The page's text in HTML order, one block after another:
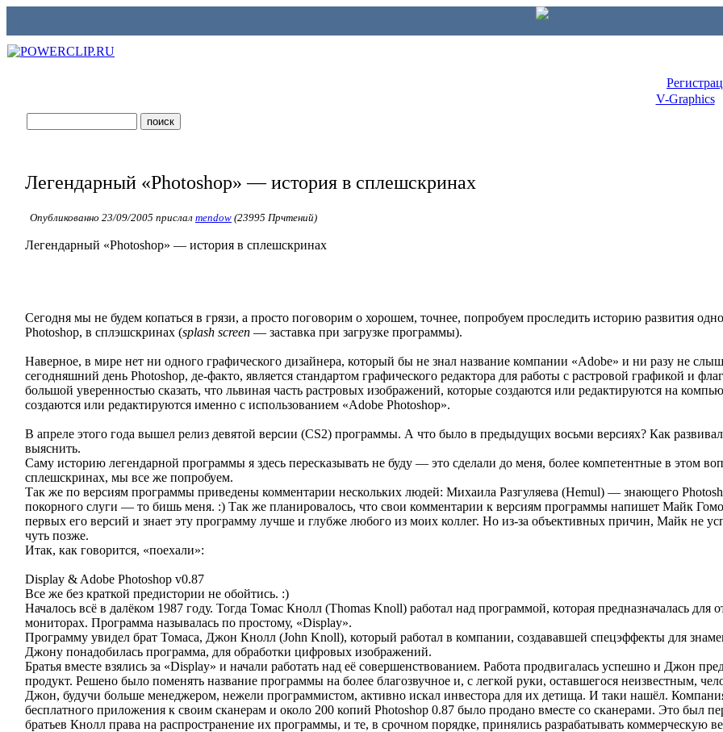
V-Graphics
Легендарный «Photoshop» — история в сплешскринах
Опубликованно 23/09/2005 прислал mendow (23995 Прчтений)
Легендарный «Photoshop» — история в сплешскринах
Сегодня мы не будем копаться в грязи, а просто поговорим о хорошем, точнее, попробуем проследить историю развития
Photoshop, в сплэшскринах (splash screen — заставка при загрузке программы).
Наверное, в мире нет ни одного графического дизайнера, который бы не знал название компании «Adobe» и ни разу не
сегодняшний день Photoshop, де-факто, является стандартом графического редактора для работы с растровой графикой и
большой уверенностью сказать, что львиная часть растровых изображений, которые создаются или редактируются на
создаются или редактируются именно с использованием «Adobe Photoshop».
В апреле этого года вышел релиз девятой версии (CS2) программы. А что было в предыдущих восьми версиях? Как
выяснить.
Саму историю легендарной программы я здесь пересказывать не буду — это сделали до меня, более компетентные в этом
сплешскринах, мы все же попробуем.
Так же по версиям программы приведены комментарии нескольких людей: Михаила Разгуляева (Hemul) — знающего
покорного слуги — то бишь меня. :) Так же планировалось, что свои комментарии к версиям программы напишет Майк
первых его версий и знает эту программу лучше и глубже любого из моих коллег. Но из-за объективных причин, Майк не
чуть позже.
Итак, как говорится, «поехали»:
Display & Adobe Photoshop v0.87
Все же без краткой предистории не обойтись. :)
Началось всё в далёком 1987 году. Тогда Томас Кнолл (Thomas Knoll) работал над программой, которая предназначалась
мониторах. Программа называлась по простому, «Display».
Программу увидел брат Томаса, Джон Кнолл (John Knoll), который работал в компании, создававшей спецэффекты для
Джону понадобилась программа, для обработки цифровых изображений.
Братья вместе взялись за «Display» и начали работать над её совершенствованием. Работа продвигалась успешно и Джон
продукт. Решено было поменять название программы на более благозвучное и, с легкой руки, оставшегося неизвестным,
Джон, будучи больше менеджером, нежели программистом, активно искал инвестора для их детища. И таки нашёл. Компания
бесплатного приложения к своим сканерам и около 200 копий Photoshop 0.87 было продано вместе со сканерами. Это был
братьев Кнолл права на распространение их программы, и те, в срочном порядке, принялись разрабатывать коммерческую